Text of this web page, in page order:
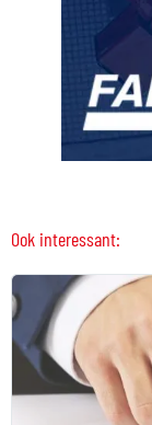
Ook interessant: